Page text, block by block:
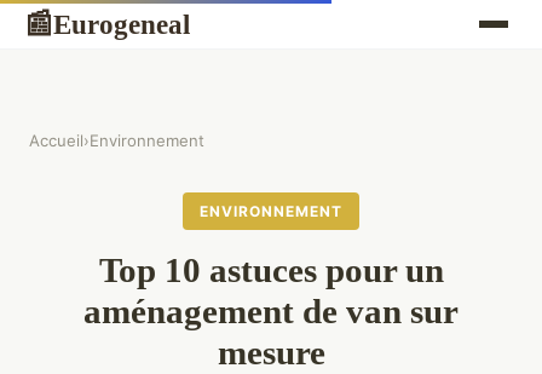
📰Eurogeneal
Accueil›Environnement
ENVIRONNEMENT
Top 10 astuces pour un
aménagement de van sur
mesure